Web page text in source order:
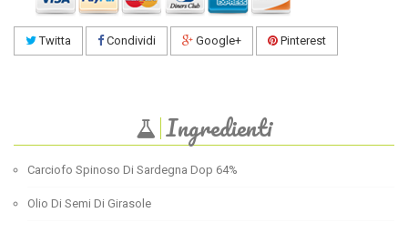
Twitta Condividi Google+ Pinterest
Ingredienti
Carciofo Spinoso Di Sardegna Dop 64%
Olio Di Semi Di Girasole